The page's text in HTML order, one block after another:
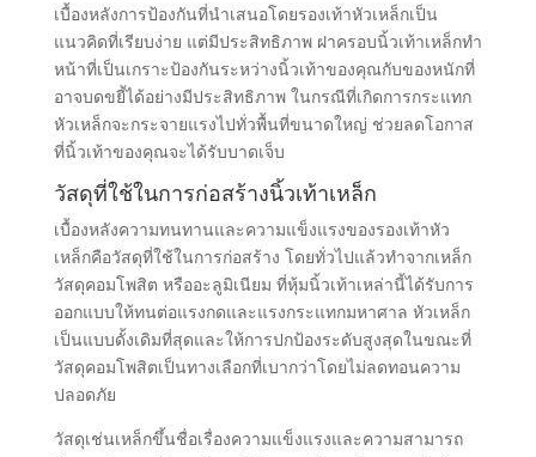
เบื้องหลังการป้องกันที่นําเสนอโดยรองเท้าหัวเหล็กเป็น
แนวคิดที่เรียบง่าย แต่มีประสิทธิภาพ ฝาครอบนิ้วเท้าเหล็กทํา
หน้าที่เป็นเกราะป้องกันระหว่างนิ้วเท้าของคุณกับของหนักที่
อาจบดขยี้ได้อย่างมีประสิทธิภาพ ในกรณีที่เกิดการกระแทก
หัวเหล็กจะกระจายแรงไปทั่วพื้นที่ขนาดใหญ่ ช่วยลดโอกาส
ที่นิ้วเท้าของคุณจะได้รับบาดเจ็บ
วัสดุที่ใช้ในการก่อสร้างนิ้วเท้าเหล็ก
เบื้องหลังความทนทานและความแข็งแรงของรองเท้าหัว
เหล็กคือวัสดุที่ใช้ในการก่อสร้าง โดยทั่วไปแล้วทําจากเหล็ก
วัสดุคอมโพสิต หรืออะลูมิเนียม ที่หุ้มนิ้วเท้าเหล่านี้ได้รับการ
ออกแบบให้ทนต่อแรงกดและแรงกระแทกมหาศาล หัวเหล็ก
เป็นแบบดั้งเดิมที่สุดและให้การปกป้องระดับสูงสุดในขณะที่
วัสดุคอมโพสิตเป็นทางเลือกที่เบากว่าโดยไม่ลดทอนความ
ปลอดภัย
วัสดุเช่นเหล็กขึ้นชื่อเรื่องความแข็งแรงและความสามารถ